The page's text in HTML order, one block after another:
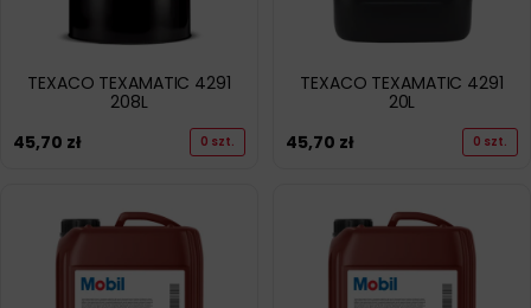
TEXACO TEXAMATIC 4291
208L
45,70 zł 0 szt.
TEXACO TEXAMATIC 4291
20L
45,70 zł 0 szt.